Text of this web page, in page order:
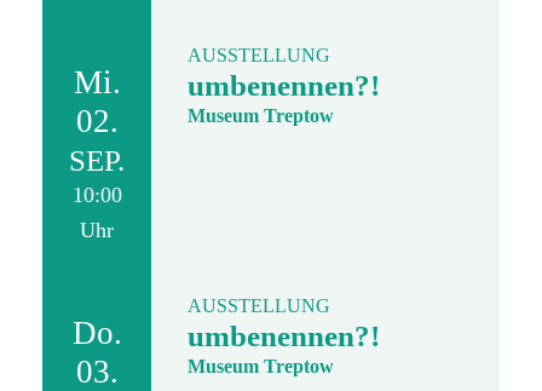
Mi.
02.
SEP.
10:00
Uhr
AUSSTELLUNG
umbenennen?!
Museum Treptow
Do.
03.
AUSSTELLUNG
umbenennen?!
Museum Treptow